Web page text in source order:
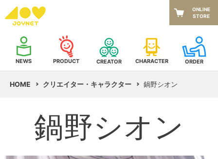
NEWS PRODUCT CREATOR CHARACTER ORDER
ONLINE
STORE
HOME クリエイター・キャラクター 鍋野シオン
鍋野シオン